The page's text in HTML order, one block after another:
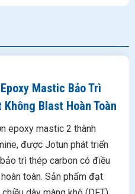
Mastic Bảo Trì
Blast Hoàn Toàn
epoxy mastic 2 thành
được Jotun phát triển
trì thép carbon có điều
toàn. Sản phẩm đạt